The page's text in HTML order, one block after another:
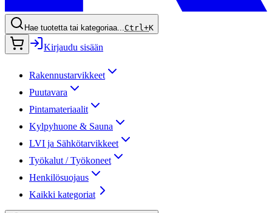
Hae tuotetta tai kategoriaa...Ctrl+K
Kirjaudu sisään
Rakennustarvikkeet
Puutavara
Pintamateriaalit
Kylpyhuone & Sauna
LVI ja Sähkötarvikkeet
Työkalut / Työkoneet
Henkilösuojaus
Kaikki kategoriat